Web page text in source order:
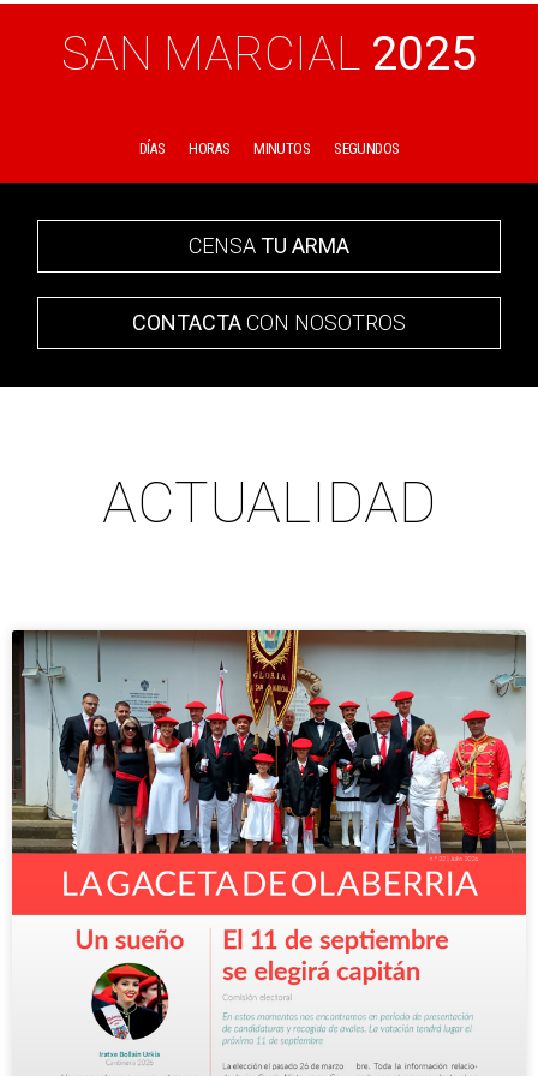
SAN MARCIAL 2025
DÍAS HORAS MINUTOS SEGUNDOS
CENSATU ARMA
CONTACTACON NOSOTROS
ACTUALIDAD